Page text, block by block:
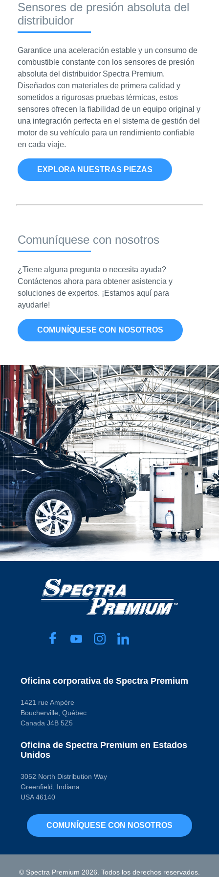
Sensores de presión absoluta del
distribuidor
Garantice una aceleración estable y un consumo de
combustible constante con los sensores de presión
absoluta del distribuidor Spectra Premium.
Diseñados con materiales de primera calidad y
sometidos a rigurosas pruebas térmicas, estos
sensores ofrecen la fiabilidad de un equipo original y
una integración perfecta en el sistema de gestión del
motor de su vehículo para un rendimiento confiable
en cada viaje.
EXPLORA NUESTRAS PIEZAS
Comuníquese con nosotros
¿Tiene alguna pregunta o necesita ayuda?
Contáctenos ahora para obtener asistencia y
soluciones de expertos. ¡Estamos aquí para
ayudarle!
COMUNÍQUESE CON NOSOTROS
Oficina corporativa de Spectra Premium
1421 rue Ampère
Boucherville, Québec
Canada J4B 5Z5
Oficina de Spectra Premium en Estados
Unidos
3052 North Distribution Way
Greenfield, Indiana
USA 46140
COMUNÍQUESE CON NOSOTROS
© Spectra Premium 2026. Todos los derechos reservados.